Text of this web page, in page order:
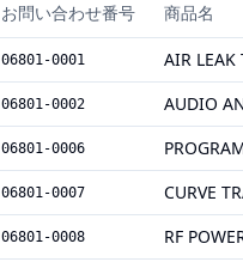
お問い合わせ番号 商品名
06801-0001 AIR LEAK
06801-0002 AUDIO
06801-0006
06801-0007 CURVE
06801-0008 RF